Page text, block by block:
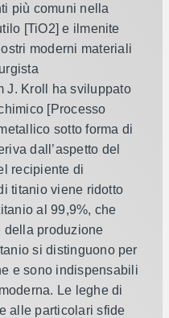
più comuni nella
[TiO2] e ilmenite
moderni materiali
J. Kroll ha sviluppato
[Processo
sotto forma di
dall’aspetto del
recipiente di
titanio viene ridotto
al 99,9%, che
della produzione
si distinguono per
e sono indispensabili
Le leghe di
alle particolari sfide